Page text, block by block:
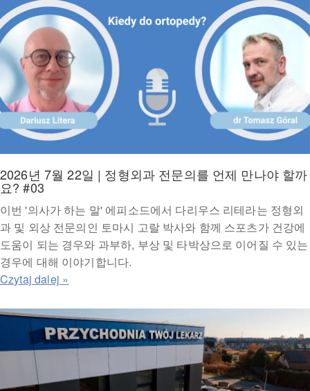
2026년 7월 22일 | 정형외과 전문의를 언제 만나야 할까
요? #03
이번 '의사가 하는 말' 에피소드에서 다리우스 리테라는 정형외
과 및 외상 전문의인 토마시 고랄 박사와 함께 스포츠가 건강에
도움이 되는 경우와 과부하, 부상 및 타박상으로 이어질 수 있는
경우에 대해 이야기합니다.